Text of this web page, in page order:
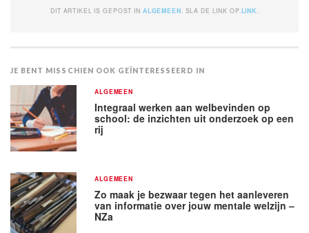
DIT ARTIKEL IS GEPOST IN ALGEMEEN . SLA DE LINK OP. LINK
JE BENT MISSCHIEN OOK GEÏNTERESSEERD IN
ALGEMEEN
Integraal werken aan welbevinden op
school: de inzichten uit onderzoek op een
rij
ALGEMEEN
Zo maak je bezwaar tegen het aanleveren
van informatie over jouw mentale welzijn –
NZa